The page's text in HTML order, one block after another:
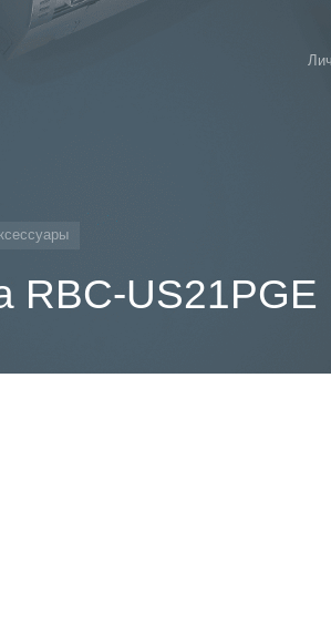
RBC-US21PGE